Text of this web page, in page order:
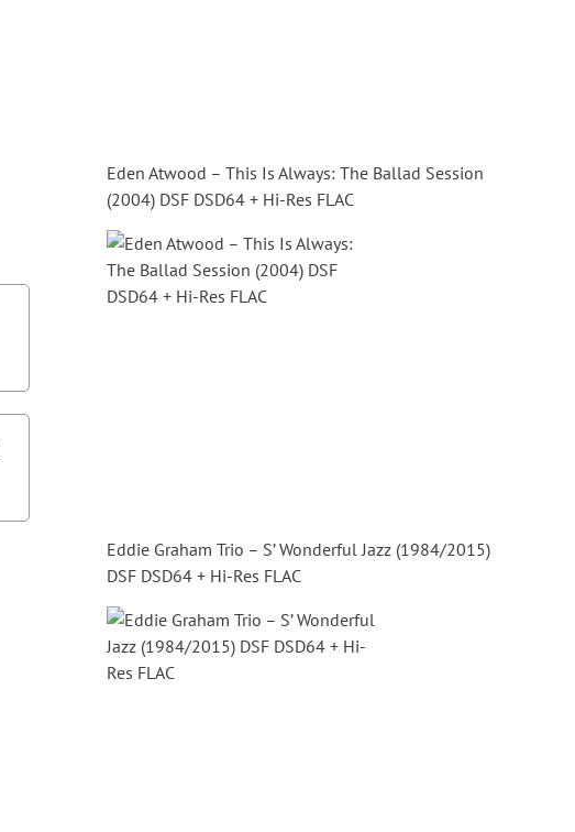
Eden Atwood – This Is Always: The Ballad Session
(2004) DSF DSD64 + Hi-Res FLAC
Eddie Graham Trio – S’ Wonderful Jazz (1984/2015)
DSF DSD64 + Hi-Res FLAC